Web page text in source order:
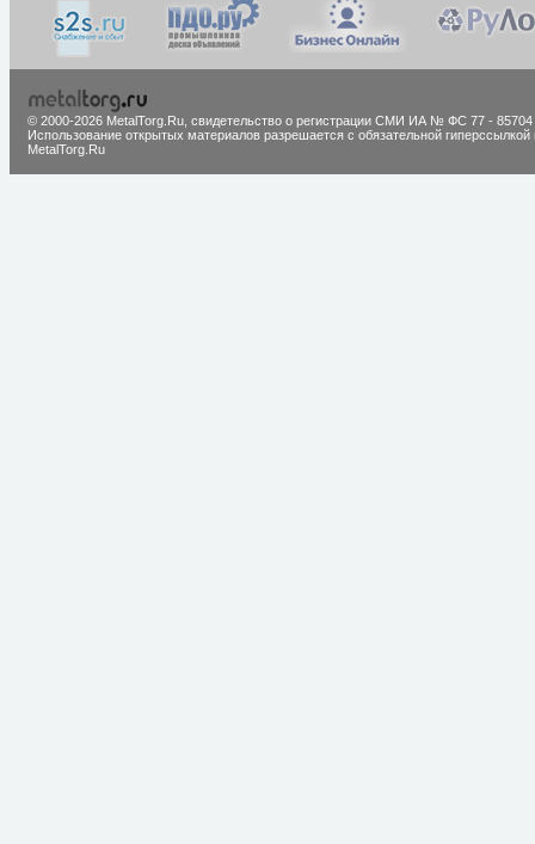
© 2000-2026 MetalTorg.Ru, cвидетельство о регистрации СМИ ИА № ФС 77 - 85704
Использование открытых материалов разрешается с обязательной гиперссылкой
MetalTorg.Ru